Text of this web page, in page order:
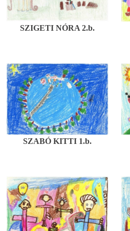
SZIGETI NÓRA 2.b.
SZABÓ KITTI 1.b.